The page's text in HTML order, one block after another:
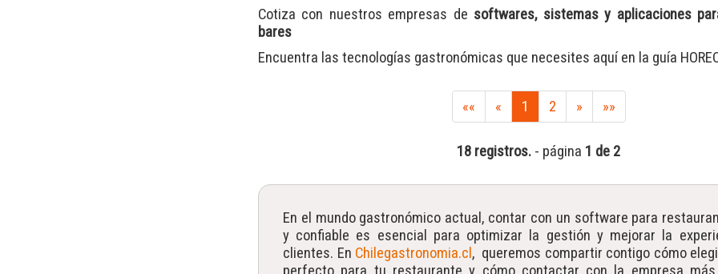
Cotiza con nuestros empresas de softwares, sistemas y aplicaciones
bares
Encuentra las tecnologías gastronómicas que necesites aquí en la guía
«« « 1 2 » »»
18 registros. - página 1 de 2
En el mundo gastronómico actual, contar con un software para
y confiable es esencial para optimizar la gestión y mejorar la
clientes. En Chilegastronomia.cl, queremos compartir contigo cómo
perfecto para tu restaurante y cómo contactar con la empresa